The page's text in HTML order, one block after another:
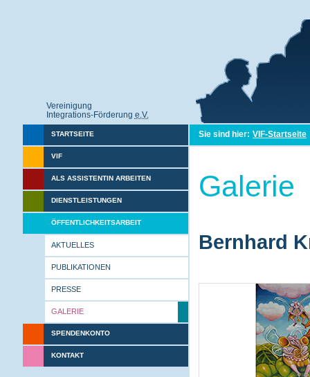
Vereinigung
Integrations-Förderung e.V.
STARTSEITE
VIF
ALS ASSISTENTIN ARBEITEN
DIENSTLEISTUNGEN
ÖFFENTLICHKEITSARBEIT
AKTUELLES
PUBLIKATIONEN
PRESSE
GALERIE
SPENDENKONTO
KONTAKT
Sie sind hier: VIF-Startseite
Galerie
Bernhard